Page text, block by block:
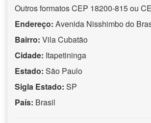
Outros formatos CEP 18200-815 ou
Endereço: Avenida Nisshimbo do
Bairro: Vila Cubatão
Cidade: Itapetininga
Estado: São Paulo
Sigla Estado: SP
País: Brasil